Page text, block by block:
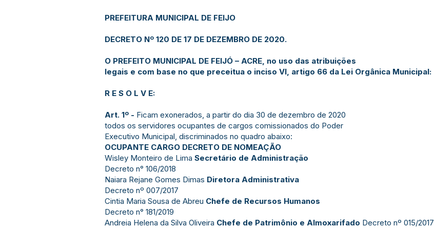
PREFEITURA MUNICIPAL DE FEIJO
DECRETO Nº 120 DE 17 DE DEZEMBRO DE 2020.
O PREFEITO MUNICIPAL DE FEIJÓ – ACRE, no uso das atribuições
legais e com base no que preceitua o inciso VI, artigo 66 da Lei Orgânica Municipal:
R E S O L V E:
Art. 1º - Ficam exonerados, a partir do dia 30 de dezembro de 2020
todos os servidores ocupantes de cargos comissionados do Poder
Executivo Municipal, discriminados no quadro abaixo:
OCUPANTE CARGO DECRETO DE NOMEAÇÃO
Wisley Monteiro de Lima Secretário de Administração
Decreto n° 106/2018
Naiara Rejane Gomes Dimas Diretora Administrativa
Decreto nº 007/2017
Cintia Maria Sousa de Abreu Chefe de Recursos Humanos
Decreto n° 181/2019
Andreia Helena da Silva Oliveira Chefe de Patrimônio e Almoxarifado Decreto nº 015/2017